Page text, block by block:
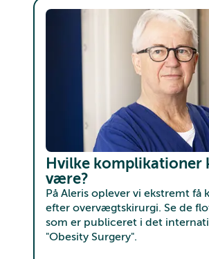
Hvilke komplikationer
være?
På Aleris oplever vi ekstremt få
efter overvægtskirurgi. Se de
som er publiceret i det
"Obesity Surgery".